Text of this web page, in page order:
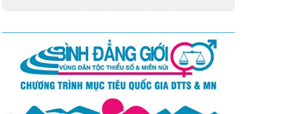
Quang
Xã Tằng Loỏng
Xã Gia Phú
Xã Mường
Hum